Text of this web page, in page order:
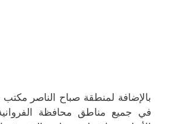
بالإضافة لمنطقة صباح الناصر
في جميع مناطق محافظة